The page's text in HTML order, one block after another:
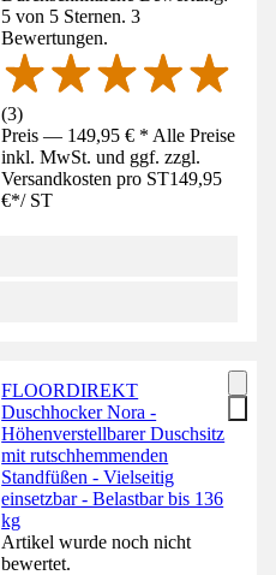
5 von 5 Sternen. 3
Bewertungen.
(3)
Preis — 149,95 € * Alle Preise
inkl. MwSt. und ggf. zzgl.
Versandkosten pro ST149,95
€*/ ST
FLOORDIREKT
Duschhocker Nora -
Höhenverstellbarer Duschsitz
mit rutschhemmenden
Standfüßen - Vielseitig
einsetzbar - Belastbar bis 136
kg
Artikel wurde noch nicht
bewertet.